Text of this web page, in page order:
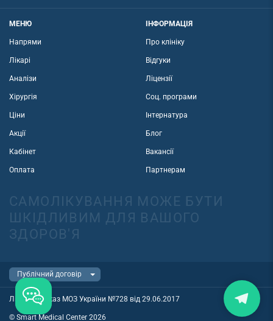
МЕНЮ
Напрями
Лікарі
Аналізи
Хірургія
Ціни
Акції
Кабінет
Оплата
ІНФОРМАЦІЯ
Про клініку
Відгуки
Ліцензії
Соц. програми
Інтернатура
Блог
Вакансії
Партнерам
САМОЛІКУВАННЯ МОЖЕ БУТИ
ШКІДЛИВИМ ДЛЯ ВАШОГО
ЗДОРОВ'Я
Ліцензія наказ МОЗ України №728 від 29.06.2017
© Smart Medical Center 2026